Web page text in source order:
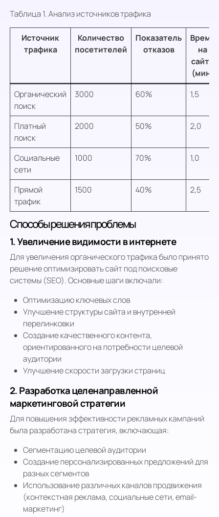
Таблица 1. Анализ источников трафика
Источник
трафика
Количество
посетителей
Показатель
отказов
Время
на
сайте
(мин)
Органический
поиск
3000 60% 1,5
Платный
поиск
2000 50% 2,0
Социальные
сети
1000 70% 1,0
Прямой
трафик
1500 40% 2,5
Способы решения проблемы
1. Увеличение видимости в интернете
Для увеличения органического трафика было принято
решение оптимизировать сайт под поисковые
системы (SEO). Основные шаги включали:
Оптимизацию ключевых слов
Улучшение структуры сайта и внутренней
перелинковки
Создание качественного контента,
ориентированного на потребности целевой
аудитории
Улучшение скорости загрузки страниц
2. Разработка целенаправленной
маркетинговой стратегии
Для повышения эффективности рекламных кампаний
была разработана стратегия, включающая:
Сегментацию целевой аудитории
Создание персонализированных предложений для
разных сегментов
Использование различных каналов продвижения
(контекстная реклама, социальные сети, email-
маркетинг)